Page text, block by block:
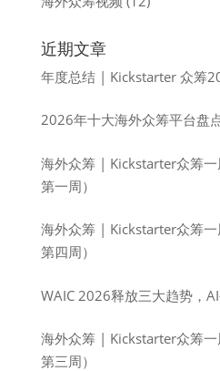
近期文章
年度总结 | Kickstarter 众筹
2026年十大海外众筹平台盘
海外众筹 | Kickstarter众筹一
第一周）
海外众筹 | Kickstarter众筹一
第四周）
WAIC 2026释放三大趋势，
海外众筹 | Kickstarter众筹一
第三周）